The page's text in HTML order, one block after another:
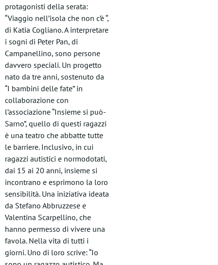
protagonisti della serata:
“Viaggio nell’isola che non c’è “,
di Katia Cogliano. A interpretare
i sogni di Peter Pan, di
Campanellino, sono persone
davvero speciali. Un progetto
nato da tre anni, sostenuto da
“I bambini delle fate” in
collaborazione con
l’associazione “Insieme si può-
Sarno”, quello di questi ragazzi
è una teatro che abbatte tutte
le barriere. Inclusivo, in cui
ragazzi autistici e normodotati,
dai 15 ai 20 anni, insieme si
incontrano e esprimono la loro
sensibilità. Una iniziativa ideata
da Stefano Abbruzzese e
Valentina Scarpellino, che
hanno permesso di vivere una
favola. Nella vita di tutti i
giorni. Uno di loro scrive: “Io